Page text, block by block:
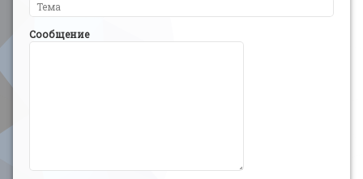
Сообщение